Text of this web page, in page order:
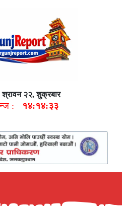
२२, शुक्रबार
: १४:१४:३४